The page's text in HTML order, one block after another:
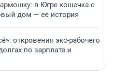
в Югре кошечка с
дом — ее история
откровения экс-рабочего
по зарплате и